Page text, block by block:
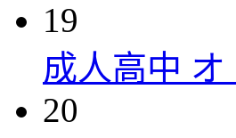
19
成人高中 オ
20